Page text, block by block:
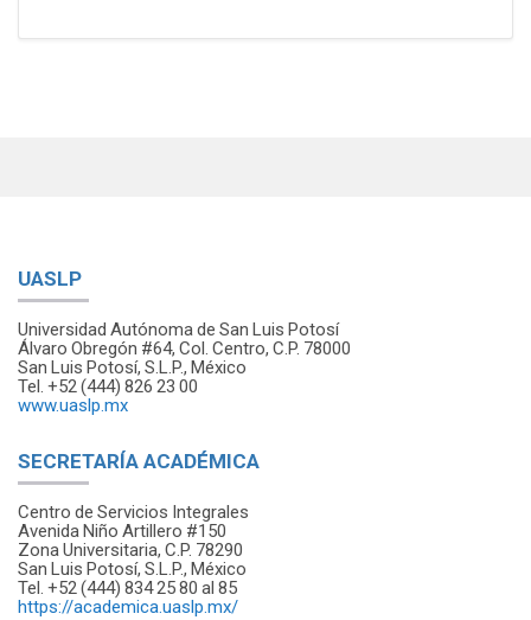
UASLP
Universidad Autónoma de San Luis Potosí
Álvaro Obregón #64, Col. Centro, C.P. 78000
San Luis Potosí, S.L.P., México
Tel. +52 (444) 826 23 00
www.uaslp.mx
SECRETARÍA ACADÉMICA
Centro de Servicios Integrales
Avenida Niño Artillero #150
Zona Universitaria, C.P. 78290
San Luis Potosí, S.L.P., México
Tel. +52 (444) 834 25 80 al 85
https://academica.uaslp.mx/